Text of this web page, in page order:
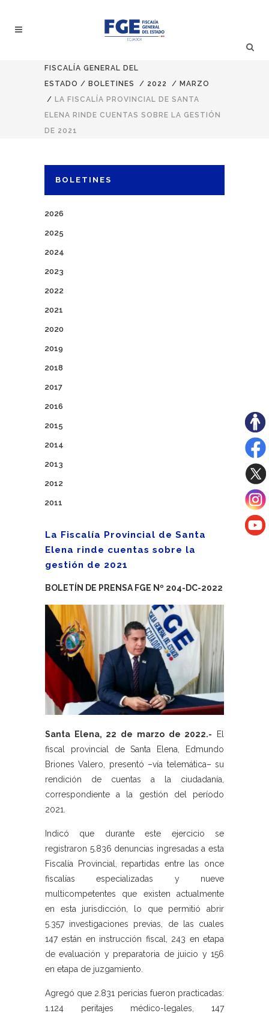
FISCALÍA GENERAL DEL
ESTADO / BOLETINES / 2022 / MARZO
/ LA FISCALÍA PROVINCIAL DE SANTA
ELENA RINDE CUENTAS SOBRE LA GESTIÓN
DE 2021
BOLETINES
2026
2025
2024
2023
2022
2021
2020
2019
2018
2017
2016
2015
2014
2013
2012
2011
La Fiscalía Provincial de Santa
Elena rinde cuentas sobre la
gestión de 2021
BOLETÍN DE PRENSA FGE Nº 204-DC-2022
Santa Elena, 22 de marzo de 2022.- El
fiscal provincial de Santa Elena, Edmundo
Briones Valero, presentó –vía telemática– su
rendición de cuentas a la ciudadanía,
correspondiente a la gestión del período
2021.
Indicó que durante este ejercicio se
registraron 5.836 denuncias ingresadas a esta
Fiscalía Provincial, repartidas entre las once
fiscalías especializadas y nueve
multicompetentes que existen actualmente
en esta jurisdicción, lo que permitió abrir
5.357 investigaciones previas, de las cuales
147 están en instrucción fiscal, 243 en etapa
de evaluación y preparatoria de juicio y 156
en etapa de juzgamiento.
Agregó que 2.831 pericias fueron practicadas:
1.124 peritajes médico-legales, 147